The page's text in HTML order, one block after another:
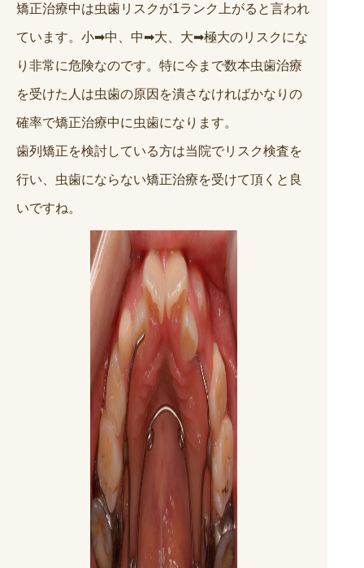
矯正治療中は虫歯リスクが1ランク上がると言われ
ています。小➡︎中、中➡︎大、大➡︎極大のリスクにな
り非常に危険なのです。特に今まで数本虫歯治療
を受けた人は虫歯の原因を潰さなければかなりの
確率で矯正治療中に虫歯になります。
歯列矯正を検討している方は当院でリスク検査を
行い、虫歯にならない矯正治療を受けて頂くと良
いですね。